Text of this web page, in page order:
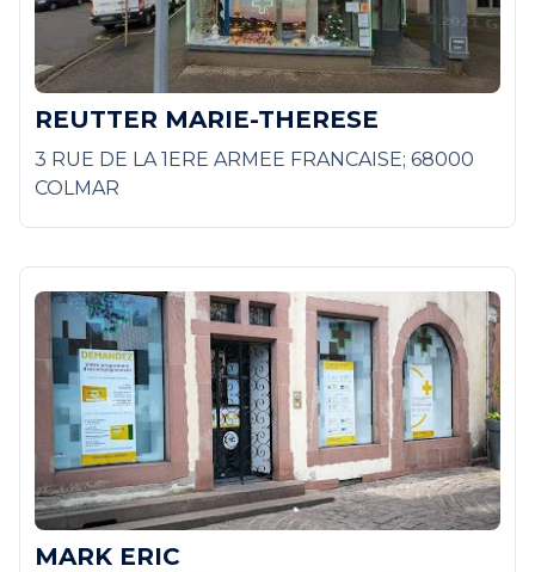
REUTTER MARIE-THERESE
3 RUE DE LA 1ERE ARMEE FRANCAISE; 68000
COLMAR
MARK ERIC